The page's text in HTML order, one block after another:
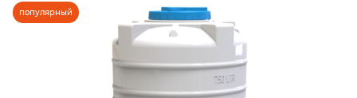
популярный